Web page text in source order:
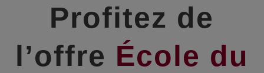
Profitez de
l’offre École du